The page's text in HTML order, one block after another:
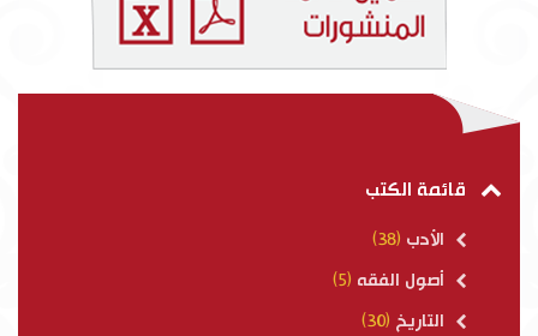
قائمة الكتب
الأدب (38)
أصول الفقه (5)
التاريخ (30)